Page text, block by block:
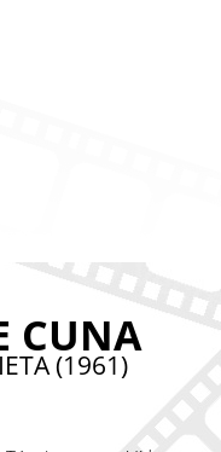
CUNA
(1961)